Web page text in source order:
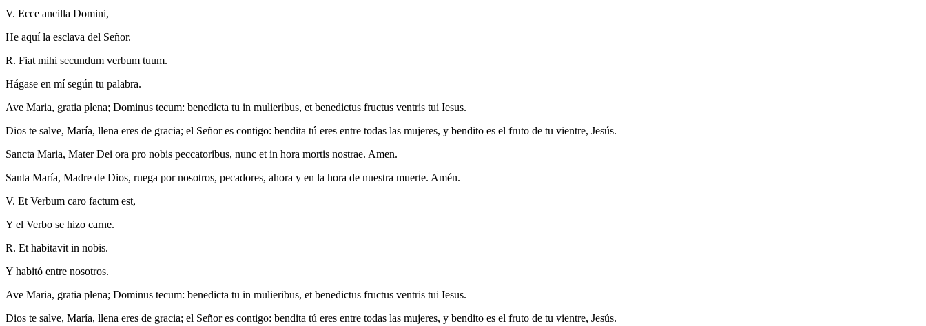
V. Ecce ancilla Domini,
He aquí la esclava del Señor.
R. Fiat mihi secundum verbum tuum.
Hágase en mí según tu palabra.
Ave Maria, gratia plena; Dominus tecum: benedicta tu in mulieribus, et benedictus fructus ventris tui Iesus.
Dios te salve, María, llena eres de gracia; el Señor es contigo: bendita tú eres entre todas las mujeres, y bendito es el fruto de tu vientre, Jesús.
Sancta Maria, Mater Dei ora pro nobis peccatoribus, nunc et in hora mortis nostrae. Amen.
Santa María, Madre de Dios, ruega por nosotros, pecadores, ahora y en la hora de nuestra muerte. Amén.
V. Et Verbum caro factum est,
Y el Verbo se hizo carne.
R. Et habitavit in nobis.
Y habitó entre nosotros.
Ave Maria, gratia plena; Dominus tecum: benedicta tu in mulieribus, et benedictus fructus ventris tui Iesus.
Dios te salve, María, llena eres de gracia; el Señor es contigo: bendita tú eres entre todas las mujeres, y bendito es el fruto de tu vientre, Jesús.